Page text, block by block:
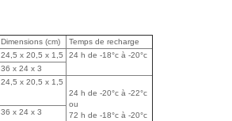
Dimensions (cm)
Temps de recharge
24,5 x 20,5 x 1,5
24 h de -18°c à -20°c
36 x 24 x 3
24,5 x 20,5 x 1,5
24 h de -20°c à -22°c
ou
72 h de -18°c à -20°c
36 x 24 x 3